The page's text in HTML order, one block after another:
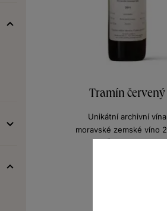
Tramín červený
Unikátní archivní vína
moravské zemské víno